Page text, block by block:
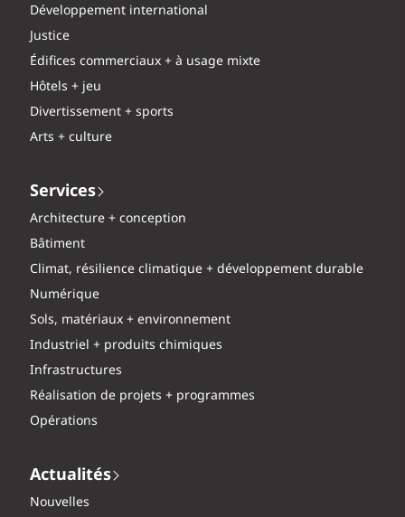
Développement international
Justice
Édifices commerciaux + à usage mixte
Hôtels + jeu
Divertissement + sports
Arts + culture
Services
Architecture + conception
Bâtiment
Climat, résilience climatique + développement durable
Numérique
Sols, matériaux + environnement
Industriel + produits chimiques
Infrastructures
Réalisation de projets + programmes
Opérations
Actualités
Nouvelles